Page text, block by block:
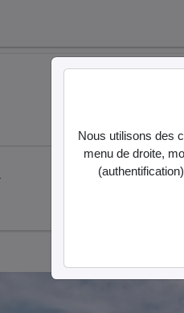
Nous utilisons des
menu de droite,